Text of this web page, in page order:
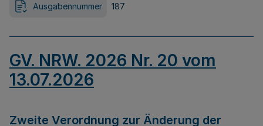
Ausgabennummer 187
GV. NRW. 2026 Nr. 20 vom
13.07.2026
Zweite Verordnung zur Änderung der